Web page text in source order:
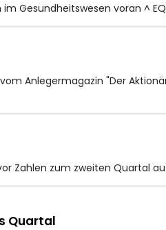
Gesundheitswesen voran ^
Anlegermagazin "Der
Zahlen zum zweiten Quartal
Quartal